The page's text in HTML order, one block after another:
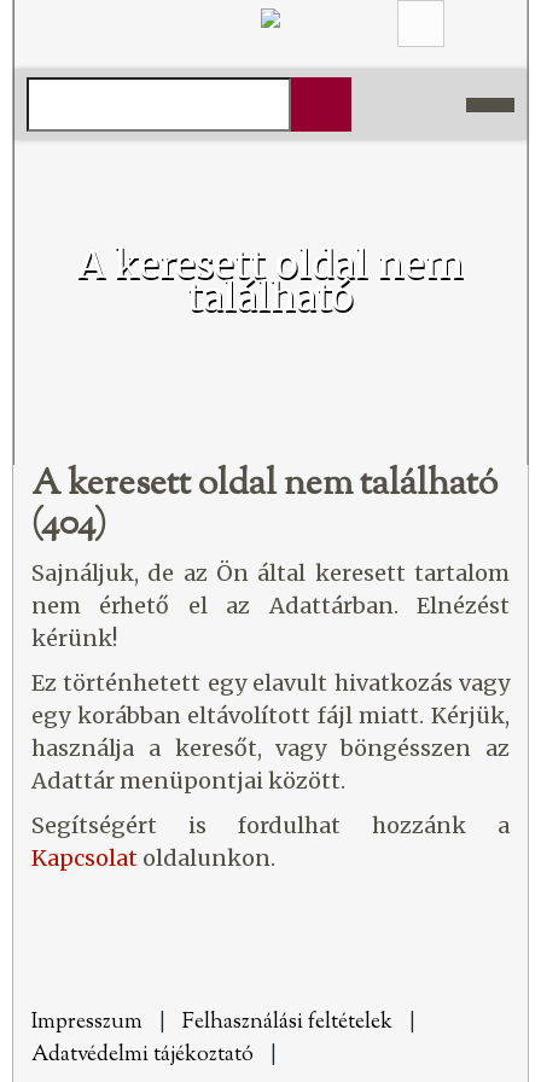
A keresett oldal nem
található
A keresett oldal nem található
(404)
Sajnáljuk, de az Ön által keresett tartalom
nem érhető el az Adattárban. Elnézést
kérünk!
Ez történhetett egy elavult hivatkozás vagy
egy korábban eltávolított fájl miatt. Kérjük,
használja a keresőt, vagy böngésszen az
Adattár menüpontjai között.
Segítségért is fordulhat hozzánk a
Kapcsolat oldalunkon.
Impresszum Felhasználási feltételek
Adatvédelmi tájékoztató